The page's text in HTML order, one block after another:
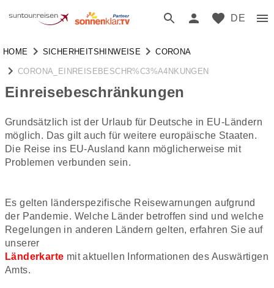
DE
HOME SICHERHEITSHINWEISE CORONA
CORONA_EINREISEBESCHR%C3%A4NKUNGEN
Einreisebeschränkungen
Grundsätzlich ist der Urlaub für Deutsche in EU-Ländern
möglich. Das gilt auch für weitere europäische Staaten.
Die Reise ins EU-Ausland kann möglicherweise mit
Es gelten länderspezifische Reisewarnungen aufgrund
der Pandemie. Welche Länder betroffen sind und welche
Regelungen in anderen Ländern gelten, erfahren Sie auf
unserer
Länderkarte mit aktuellen Informationen des Auswärtigen